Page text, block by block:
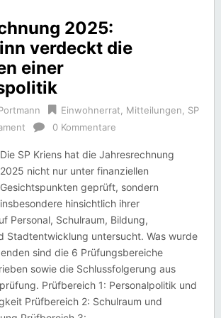
2025:
verdeckt die
einer
Einwohnerrat Mitteilungen
SP
0 Kommentare
Die SP Kriens hat die Jahresrechnung
2025 nicht nur unter finanziellen
Gesichtspunkten geprüft, sondern
insbesondere hinsichtlich ihrer
Personal, Schulraum, Bildung,
Stadtentwicklung untersucht. Was wurde
sind die 6 Prüfungsbereiche
sowie die Schlussfolgerung aus
Prüfbereich 1: Personalpolitik und
Prüfbereich 2: Schulraum und